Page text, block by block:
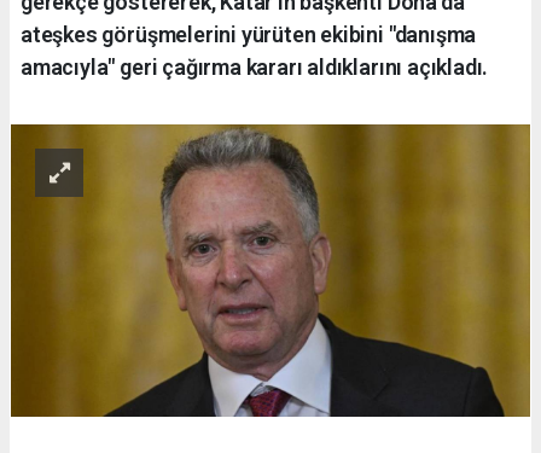
ateşkes görüşmelerini yürüten ekibini "danışma
amacıyla" geri çağırma kararı aldıklarını açıkladı.